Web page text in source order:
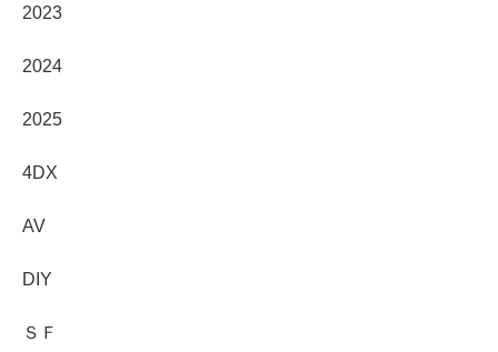
2023
2024
2025
4DX
AV
DIY
ＳＦ